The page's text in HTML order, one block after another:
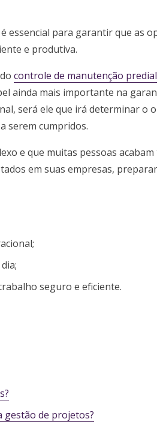
essencial para garantir que as
e produtiva.
controle de manutenção predial
ainda mais importante na
será ele que irá determinar o
serem cumpridos.
e que muitas pessoas
em suas empresas,
seguro e eficiente.
gestão de projetos?